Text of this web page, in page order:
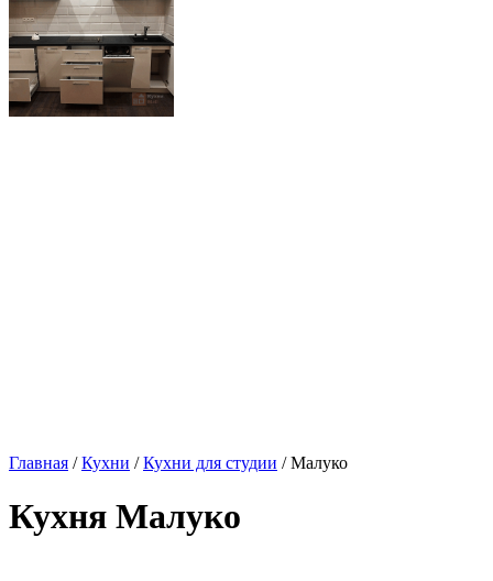
Главная /Кухни /Кухни для студии / Малуко
Кухня Малуко